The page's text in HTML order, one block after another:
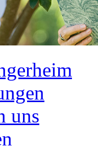
uns